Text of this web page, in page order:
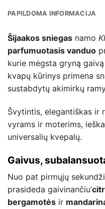
PAPILDOMA INFORMACIJA
Šijaakos sniegas namo
parfumuotasis vanduo
kurie mėgsta gryną
kvapų kūrinys primena
sustabdytų akimirkų
Švytintis, elegantiškas ir
vyrams ir moterims,
universalių kvepalų.
Gaivus,
Nuo pat pirmųjų
prasideda gaivinančiu’
bergamotės ir